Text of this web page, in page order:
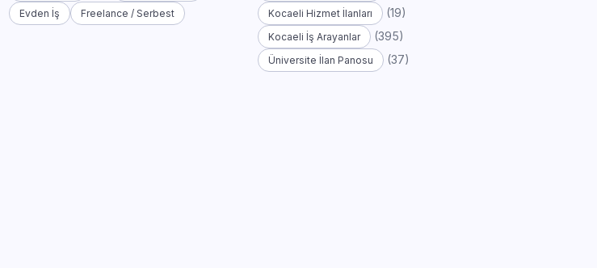
Evden İş Freelance / Serbest Kocaeli Hizmet İlanları (19)
Kocaeli İş Arayanlar (395)
Üniversite İlan Panosu (37)